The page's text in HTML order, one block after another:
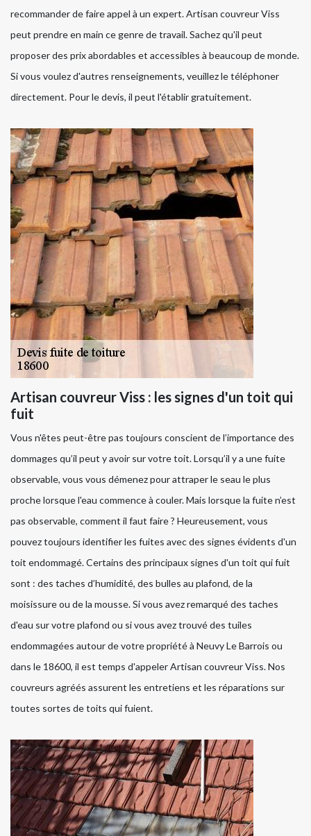
recommander de faire appel à un expert. Artisan couvreur Viss
peut prendre en main ce genre de travail. Sachez qu'il peut
proposer des prix abordables et accessibles à beaucoup de monde.
Si vous voulez d'autres renseignements, veuillez le téléphoner
directement. Pour le devis, il peut l'établir gratuitement.
Artisan couvreur Viss : les signes d'un toit qui
fuit
Vous n'êtes peut-être pas toujours conscient de l’importance des
dommages qu’il peut y avoir sur votre toit. Lorsqu’il y a une fuite
observable, vous vous démenez pour attraper le seau le plus
proche lorsque l'eau commence à couler. Mais lorsque la fuite n’est
pas observable, comment il faut faire ? Heureusement, vous
pouvez toujours identifier les fuites avec des signes évidents d'un
toit endommagé. Certains des principaux signes d'un toit qui fuit
sont : des taches d’humidité, des bulles au plafond, de la
moisissure ou de la mousse. Si vous avez remarqué des taches
d'eau sur votre plafond ou si vous avez trouvé des tuiles
endommagées autour de votre propriété à Neuvy Le Barrois ou
dans le 18600, il est temps d'appeler Artisan couvreur Viss. Nos
couvreurs agréés assurent les entretiens et les réparations sur
toutes sortes de toits qui fuient.